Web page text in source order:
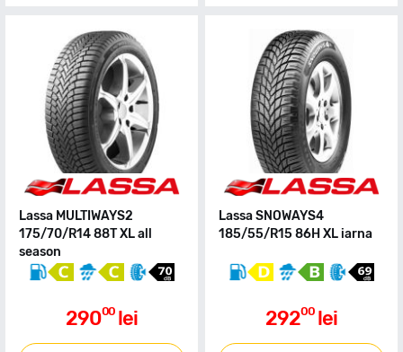
Lassa MULTIWAYS2
175/70/R14 88T XL all
season
29000 lei
Lassa SNOWAYS4
185/55/R15 86H XL iarna
29200 lei